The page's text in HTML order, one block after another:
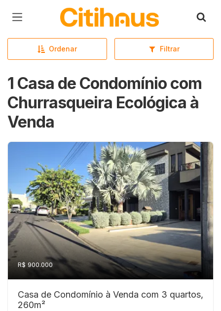
Página inicial
Ordenar Filtrar
1 Casa de Condomínio com
Churrasqueira Ecológica à
Venda
R$ 900.000
Casa de Condomínio à Venda com 3 quartos,
260m²